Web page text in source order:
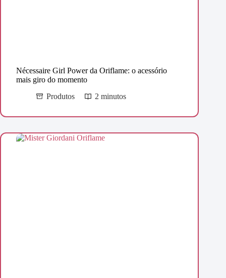
Nécessaire Girl Power da Oriflame: o acessório
mais giro do momento
Produtos
2 minutos